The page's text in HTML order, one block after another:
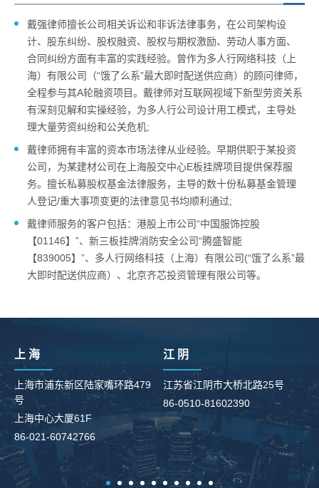
戴强律师擅长公司相关诉讼和非诉法律事务，在公司架构设
计、股东纠纷、股权融资、股权与期权激励、劳动人事方面、
合同纠纷方面有丰富的实践经验。曾作为多人行网络科技（上
海）有限公司（“饿了么系”最大即时配送供应商）的顾问律师，
全程参与其A轮融资项目。戴律师对互联网视域下新型劳资关系
有深刻见解和实操经验，为多人行公司设计用工模式，主导处
理大量劳资纠纷和公关危机;
戴律师拥有丰富的资本市场法律从业经验。早期供职于某投资
公司，为某建材公司在上海股交中心E板挂牌项目提供保荐服
务。擅长私募股权基金法律服务，主导的数十份私募基金管理
人登记/重大事项变更的法律意见书均顺利通过;
戴律师服务的客户包括：港股上市公司“中国服饰控股
【01146】”、新三板挂牌消防安全公司“腾盛智能
【839005】”、多人行网络科技（上海）有限公司(“饿了么系”最
大即时配送供应商）、北京齐芯投资管理有限公司等。
上 海
上海市浦东新区陆家嘴环路479
号
上海中心大厦61F
86-021-60742766
江 阴
江苏省江阴市大桥北路25号
86-0510-81602390